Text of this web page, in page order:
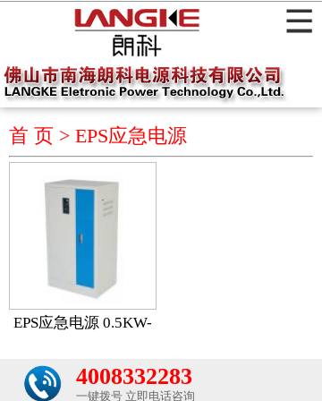
首 页 > EPS应急电源
EPS应急电源 0.5KW-
4008332283
一键拨号 立即电话咨询